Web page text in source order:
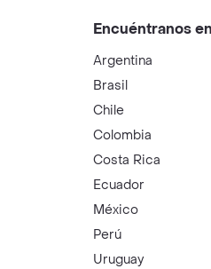
Encuéntranos
Argentina
Brasil
Chile
Colombia
Costa Rica
Ecuador
México
Perú
Uruguay